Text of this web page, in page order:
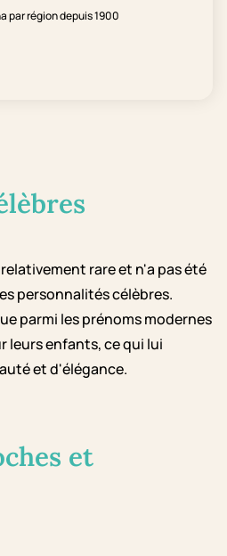
par région depuis 1900
rare et n'a pas été
personnalités célèbres.
parmi les prénoms modernes
leurs enfants, ce qui lui
et d'élégance.
et